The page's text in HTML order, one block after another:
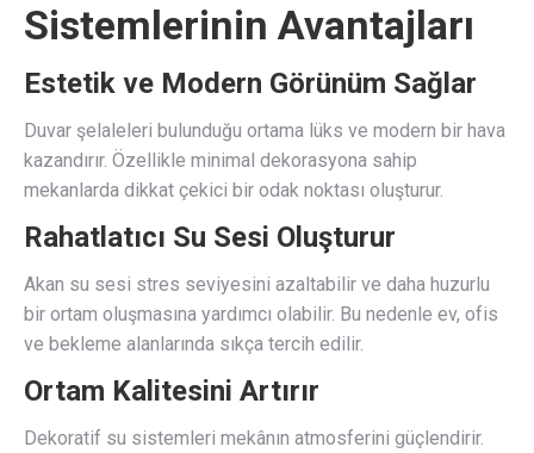
Sistemlerinin Avantajları
Estetik ve Modern Görünüm Sağlar
Duvar şelaleleri bulunduğu ortama lüks ve modern bir hava
kazandırır. Özellikle minimal dekorasyona sahip
mekanlarda dikkat çekici bir odak noktası oluşturur.
Rahatlatıcı Su Sesi Oluşturur
Akan su sesi stres seviyesini azaltabilir ve daha huzurlu
bir ortam oluşmasına yardımcı olabilir. Bu nedenle ev, ofis
ve bekleme alanlarında sıkça tercih edilir.
Ortam Kalitesini Artırır
Dekoratif su sistemleri mekânın atmosferini güçlendirir.